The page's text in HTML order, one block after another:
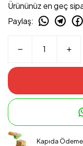
Ürününüz en geç
Paylaş:
Kapıda Ödeme